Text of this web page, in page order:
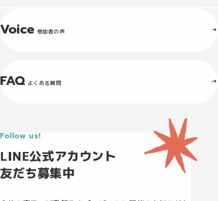
Voice 参加者の声
FAQ よくある質問
Follow us!
LINE公式アカウント
友だち募集中